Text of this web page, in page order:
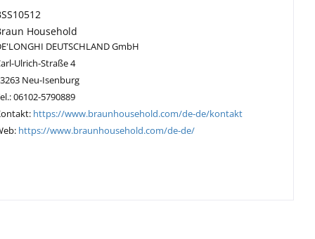
Household
DEUTSCHLAND GmbH
Ulrich-Straße 4
Neu-Isenburg
06102-5790889
https://www.braunhousehold.com/de-de/kontakt
https://www.braunhousehold.com/de-de/